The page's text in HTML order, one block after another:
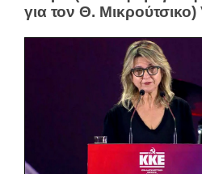
για τον Θ. Μικρούτσικο)